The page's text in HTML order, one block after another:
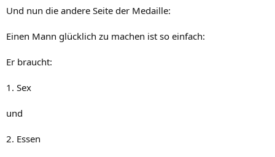
Und nun die andere Seite der Medaille:
Einen Mann glücklich zu machen ist so einfach:
Er braucht:
1. Sex
und
2. Essen